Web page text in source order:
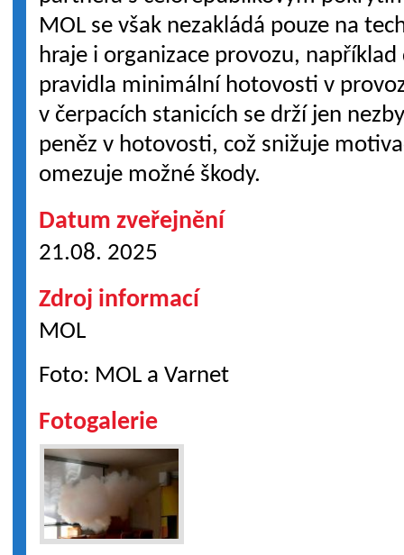
MOL se však nezakládá pouze na
hraje i organizace provozu,
pravidla minimální hotovosti v
v čerpacích stanicích se drží jen
peněz v hotovosti, což snižuje
omezuje možné škody.
Datum zveřejnění
21.08. 2025
Zdroj informací
MOL
Foto: MOL a Varnet
Fotogalerie